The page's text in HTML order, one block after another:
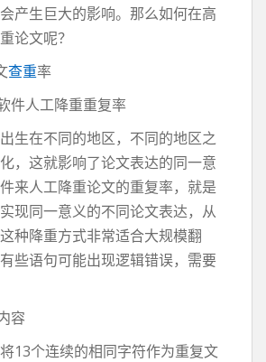
产生巨大的影响。那么如何在高
论文呢？
查重率
人工降重重复率
生在不同的地区，不同的地区之
，这就影响了论文表达的同一意
来人工降重论文的重复率，就是
现同一意义的不同论文表达，从
种降重方式非常适合大规模翻
些语句可能出现逻辑错误，需要
容
13个连续的相同字符作为重复文